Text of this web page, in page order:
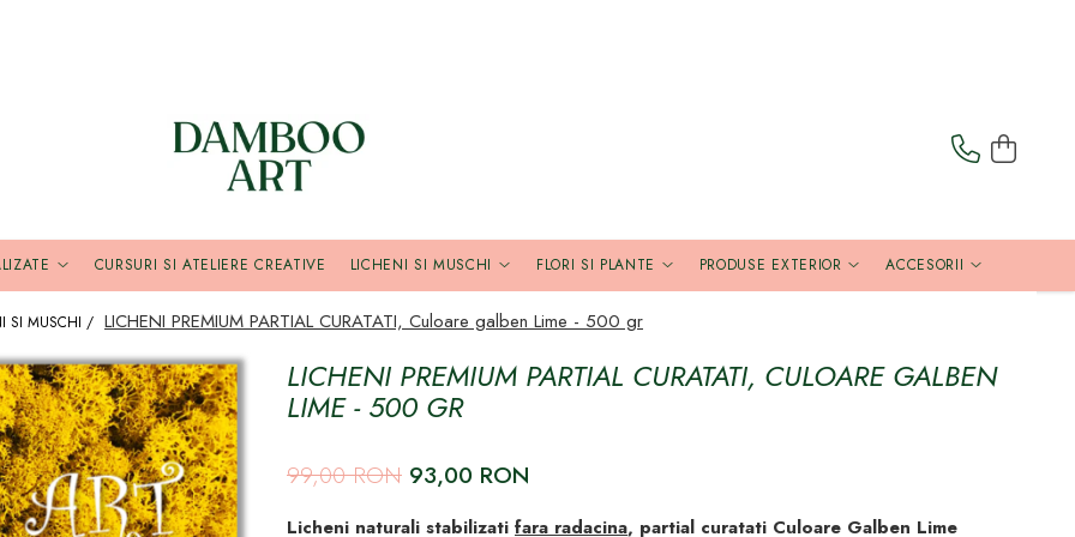
CURSURI SI ATELIERE CREATIVE LICHENI SI MUSCHI FLORI SI PLANTE PRODUSE EXTERIOR ACCESORII
SI MUSCHI / LICHENI PREMIUM PARTIAL CURATATI, Culoare galben Lime - 500 gr
LICHENI PREMIUM PARTIAL CURATATI, CULOARE GALBEN
LIME - 500 GR
99,00 RON 93,00 RON
Licheni naturali stabilizati fara radacina, partial curatati Culoare Galben Lime